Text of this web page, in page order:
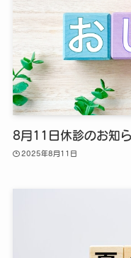
8月11日休診のお知
2025年8月11日